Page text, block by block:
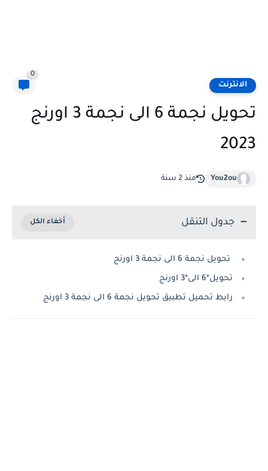
الانترنت
0
تحويل نجمة 6 الى نجمة 3 اورنج
2023
You2ou منذ 2 سنة
جدول التنقل
تحويل نجمة 6 الى نجمة 3 اورنج
تحويل*6 الى*3 اورنج
رابط تحميل تطبيق تحويل نجمة 6 الى نجمة 3 اورنج